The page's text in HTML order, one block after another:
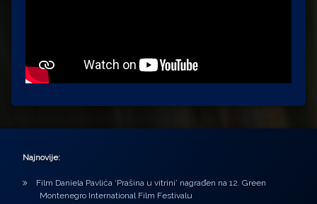
Najnovije:
Film Daniela Pavlića ‘Prašina u vitrini’ nagrađen na 12. Green
Montenegro International Film Festivalu